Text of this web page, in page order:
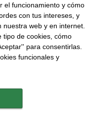
el funcionamiento y cómo
con tus intereses, y
web y en internet.
tipo de cookies, cómo
para consentirlas.
funcionales y